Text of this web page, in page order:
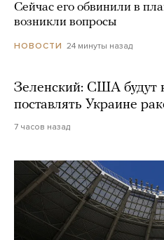
Сейчас его обвинили в
возникли вопросы
НОВОСТИ 24 минуты назад
Зеленский: США будут
поставлять Украине
7 часов назад